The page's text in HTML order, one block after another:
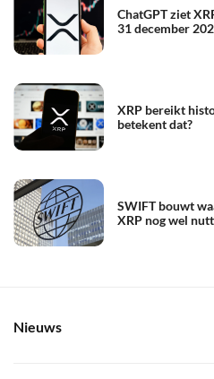
ChatGPT ziet
31 december
XRP bereikt
betekent dat?
SWIFT bouwt
XRP nog wel
Nieuws